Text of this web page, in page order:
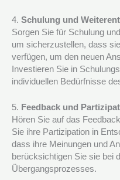
4. Schulung und
Sorgen Sie für Schulung
um sicherzustellen, dass
verfügen, um den neuen
Investieren Sie in
individuellen Bedürfnisse
5. Feedback und
Hören Sie auf das
Sie ihre Partizipation in
dass ihre Meinungen und
berücksichtigen Sie sie bei
Übergangsprozesses.